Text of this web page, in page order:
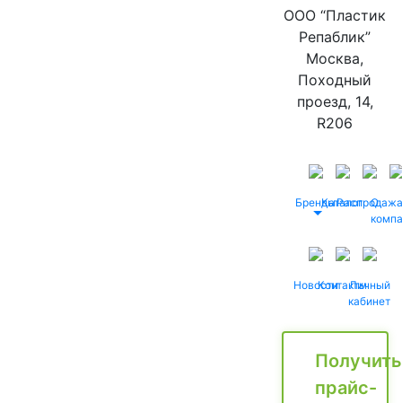
ООО “Пластик
Репаблик”
Москва,
Походный
проезд, 14,
R206
БрендыКаталог
Распродажа
О
НовостиКонтактыЛичный
кабинет
Получить
прайс-